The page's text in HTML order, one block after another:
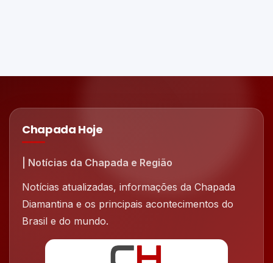
Chapada Hoje
| Notícias da Chapada e Região
Notícias atualizadas, informações da Chapada
Diamantina e os principais acontecimentos do
Brasil e do mundo.